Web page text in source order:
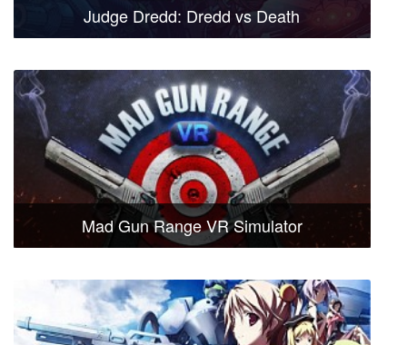
Judge Dredd: Dredd vs Death
Mad Gun Range VR Simulator